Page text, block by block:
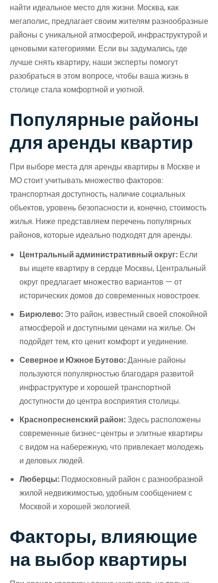
найти идеальное место для жизни. Москва, как
мегаполис, предлагает своим жителям разнообразные
районы с уникальной атмосферой, инфраструктурой и
ценовыми категориями. Если вы задумались, где
лучше снять квартиру, наши эксперты помогут
разобраться в этом вопросе, чтобы ваша жизнь в
столице стала комфортной и уютной.
Популярные районы
для аренды квартир
При выборе места для аренды квартиры в Москве и
МО стоит учитывать множество факторов:
транспортная доступность, наличие социальных
объектов, уровень безопасности и, конечно, стоимость
жилья. Ниже представляем перечень популярных
районов, которые идеально подходят для аренды.
Центральный административный округ: Если
вы ищете квартиру в сердце Москвы, Центральный
округ предлагает множество вариантов — от
исторических домов до современных новостроек.
Бирюлево: Это район, известный своей спокойной
атмосферой и доступными ценами на жилье. Он
подойдет тем, кто ценит комфорт и уединение.
Северное и Южное Бутово:Данные районы
пользуются популярностью благодаря развитой
инфраструктуре и хорошей транспортной
доступности до центра восприятия столицы.
Краснопресненский район: Здесь расположены
современные бизнес-центры и элитные квартиры
с видом на набережную, что привлекает молодежь
и деловых людей.
Люберцы: Подмосковный район с разнообразной
жилой недвижимостью, удобным сообщением с
Москвой и хорошей экологией.
Факторы, влияющие
на выбор квартиры